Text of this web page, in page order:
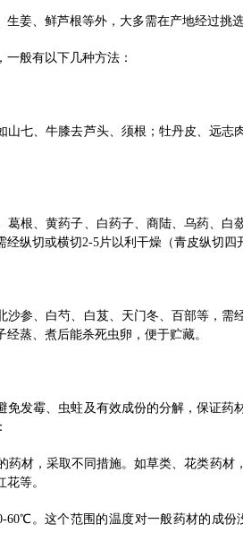
姜、鲜芦根等外，大多需在产地经过挑
般有以下几种方法：
七、牛膝去芦头、须根；牡丹皮、远
根、黄药子、白药子、商陆、乌药、
纵切或横切2-5片以利干燥（青皮纵切四
参、白芍、白芨、天门冬、百部等，
蒸、煮后能杀死虫卵，便于贮藏。
发霉、虫蛀及有效成份的分解，保证
药材，采取不同措施。如草类、花类药
等。
60℃。这个范围的温度对一般药材的成